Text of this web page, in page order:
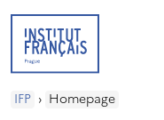
IFP › Homepage